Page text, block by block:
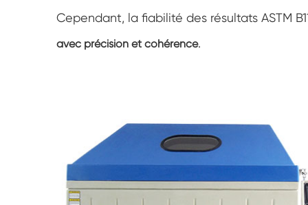
Cependant, la fiabilité des résultats ASTM
avec précision et cohérence.